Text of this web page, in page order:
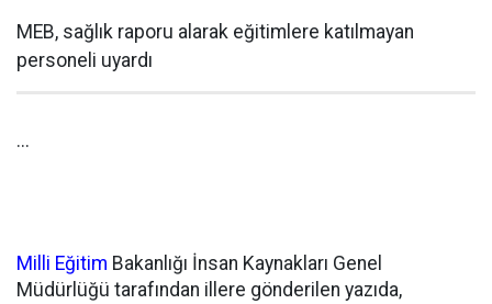
MEB, sağlık raporu alarak eğitimlere katılmayan
personeli uyardı
...
Milli Eğitim Bakanlığı İnsan Kaynakları Genel
Müdürlüğü tarafından illere gönderilen yazıda,